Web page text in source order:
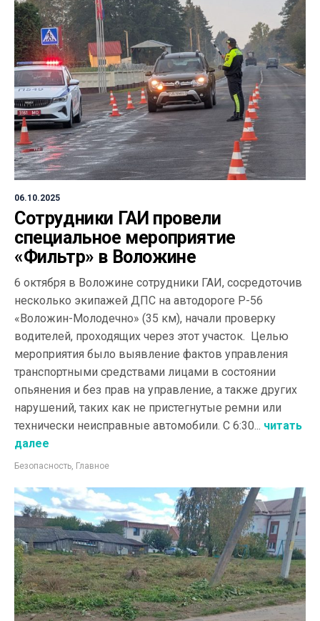
06.10.2025
Сотрудники ГАИ провели
специальное мероприятие
«Фильтр» в Воложине
6 октября в Воложине сотрудники ГАИ, сосредоточив
несколько экипажей ДПС на автодороге Р-56
«Воложин-Молодечно» (35 км), начали проверку
водителей, проходящих через этот участок. Целью
мероприятия было выявление фактов управления
транспортными средствами лицами в состоянии
опьянения и без прав на управление, а также других
нарушений, таких как не пристегнутые ремни или
технически неисправные автомобили. С 6:30... читать
далее
Безопасность, Главное